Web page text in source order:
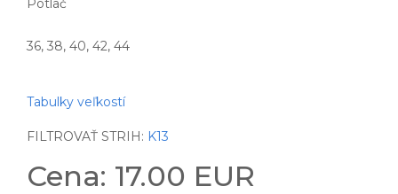
Potlač
36, 38, 40, 42, 44
Tabulky veľkostí
FILTROVAŤ STRIH: K13
Cena: 17.00 EUR